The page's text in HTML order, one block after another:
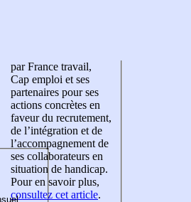
par France travail,
Cap emploi et ses
partenaires pour ses
actions concrètes en
faveur du recrutement,
de l’intégration et de
l’accompagnement de
ses collaborateurs en
situation de handicap.
Pour en savoir plus,
consultez cet article.